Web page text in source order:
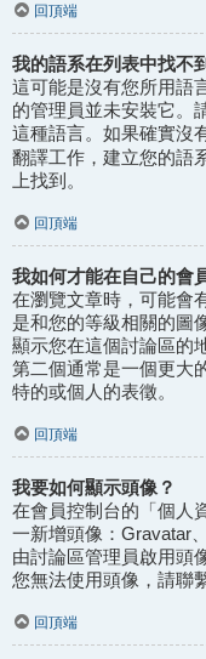
回頂端
我的語系在列表中找不
這可能是沒有您所用語
的管理員並未安裝它。
這種語言。如果確實沒
翻譯工作，建立您的語
上找到。
回頂端
我如何才能在自己的會
在瀏覽文章時，可能會
是和您的等級相關的圖
顯示您在這個討論區的
第二個通常是一個更大
特的或個人的表徵。
回頂端
我要如何顯示頭像？
在會員控制台的「個人
一新增頭像：Gravatar
由討論區管理員啟用頭
您無法使用頭像，請聯
回頂端